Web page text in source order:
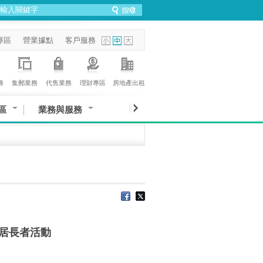
區 營業據點 客戶服務
集郵業務 代售業務 理財專區 房地產出租
業務與服務
長者活動